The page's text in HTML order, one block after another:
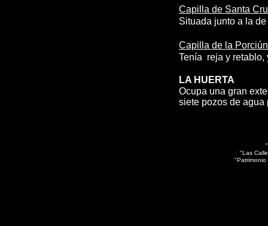
Capilla de Santa
Situada junto a la
Capilla de la
Tenía reja y retablo,
LA HUERTA
Ocupa una gran
siete pozos de agua
"Las
"Patrimonio